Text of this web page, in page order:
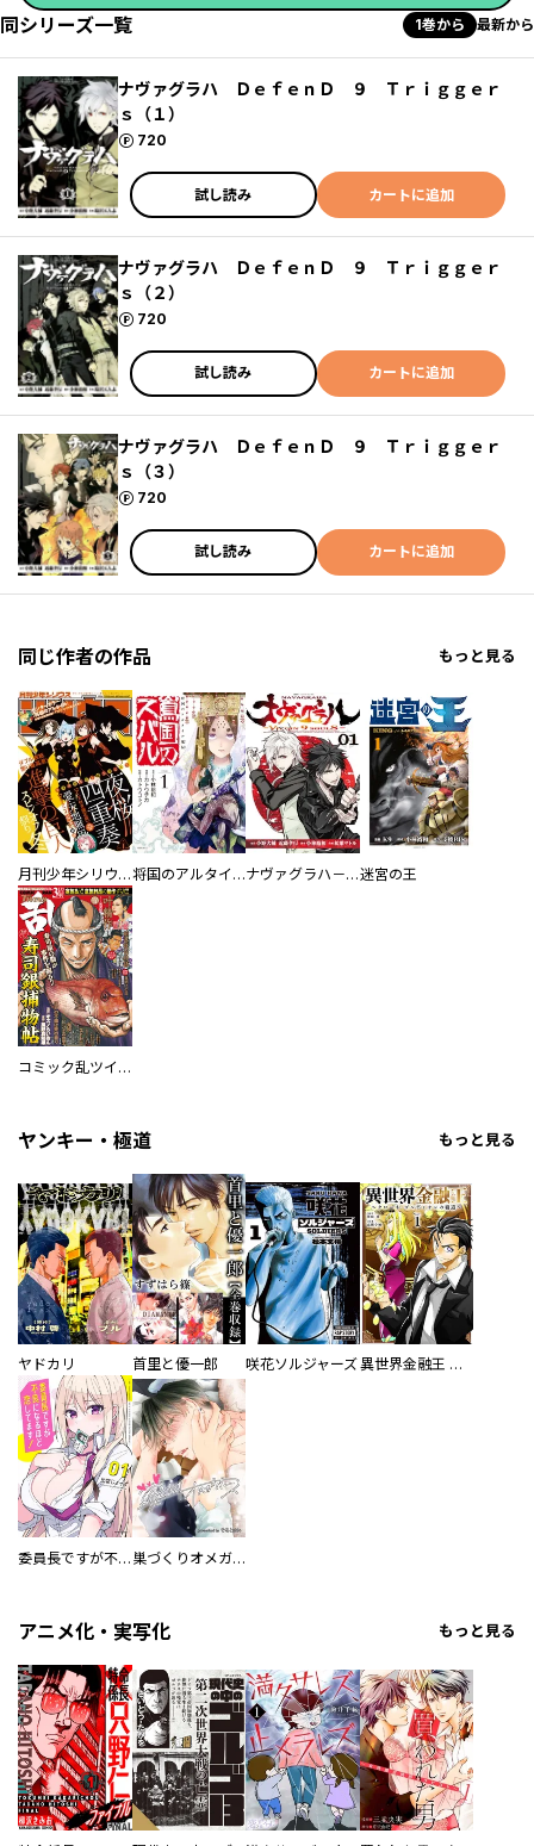
同シリーズ一覧 1巻から 最新から
ナヴァグラハ ＤｅｆｅｎＤ ９ Ｔｒｉｇｇｅｒ
ｓ（１）
720
ポイント
試し読み カートに追加
ナヴァグラハ ＤｅｆｅｎＤ ９ Ｔｒｉｇｇｅｒ
ｓ（２）
720
ポイント
試し読み カートに追加
ナヴァグラハ ＤｅｆｅｎＤ ９ Ｔｒｉｇｇｅｒ
ｓ（３）
720
ポイント
試し読み カートに追加
同じ作者の作品 もっと見る
月刊少年シリウス 将国のアルタイル嵬伝／嶌国のスバル ナヴァグラハ－Ｖｉｒｇｉｎ ９ ｓｏｕｌＳ－迷宮の王
コミック乱ツインズ
ヤンキー・極道 もっと見る
ヤドカリ 首里と優一郎 咲花ソルジャーズ 異世界金融王 ～クローネ・ゴルディオンの覇道～
委員長ですが不良になるほど恋してます！ 巣づくりオメガバース
アニメ化・実写化 もっと見る